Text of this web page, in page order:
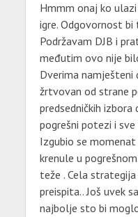
Hmmm onaj ko
igre. Odgovornost bi
Podržavam DJB i
međutim ovo nije
Dverima namješteni
žrtvovan od strane
predsedničkih izbora
pogrešni potezi i sve
Izgubio se
krenule u
teže . Cela
preispita.. Još uvek
najbolje sto bi